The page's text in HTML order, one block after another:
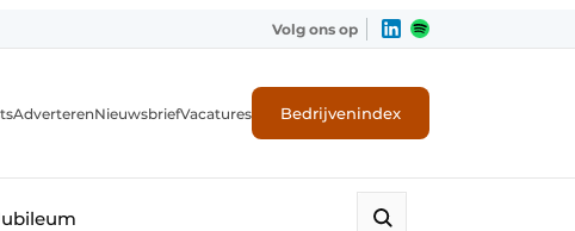
Volg ons op
AdverterenNieuwsbriefVacatures Bedrijvenindex